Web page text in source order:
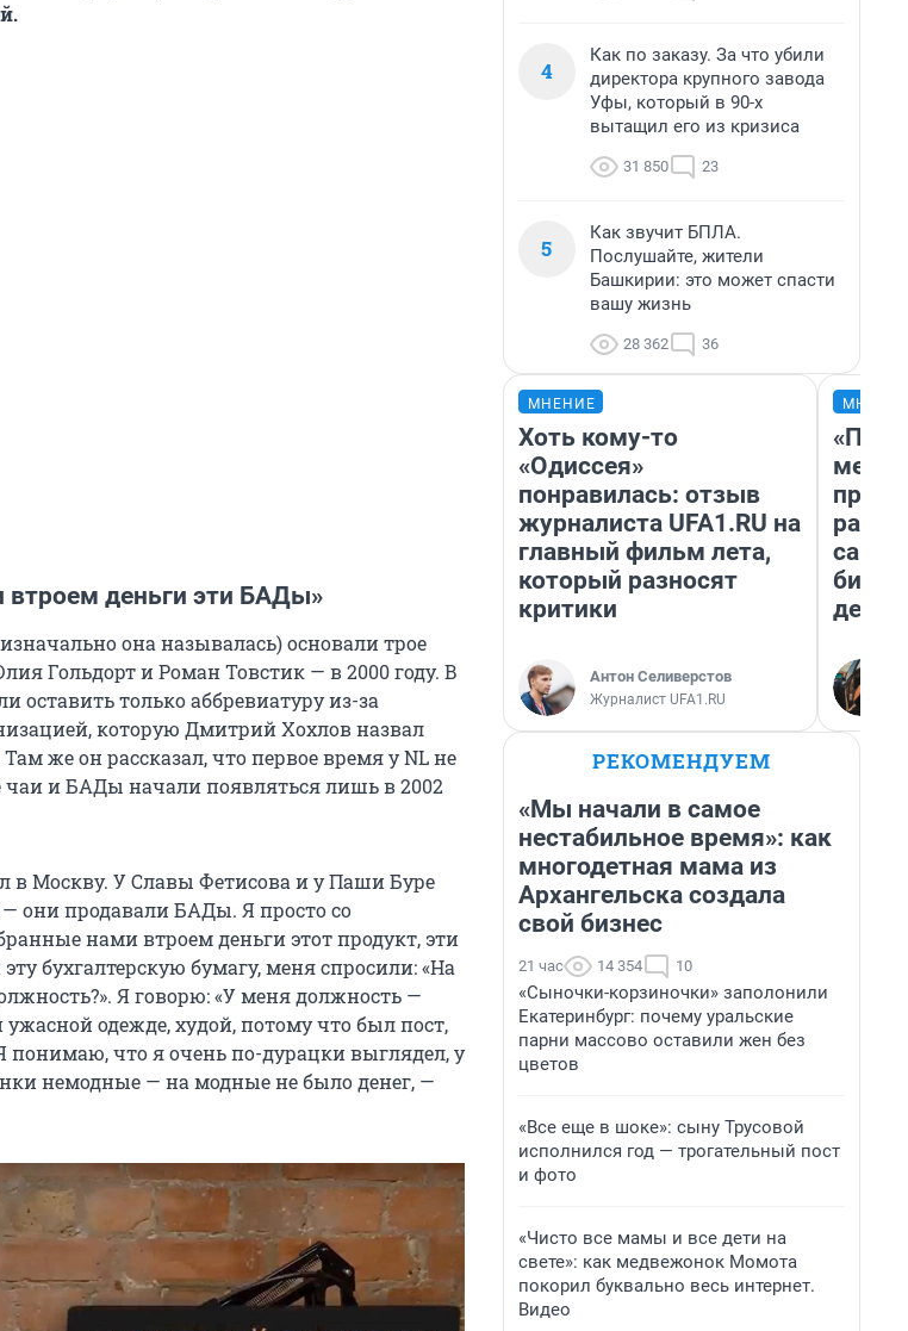
втроем деньги эти БАДы»
она называлась) основали трое
Гольдорт и Роман Товстик — в 2000 году. В
оставить только аббревиатуру из-за
которую Дмитрий Хохлов назвал
же он рассказал, что первое время у NL не
чаи и БАДы начали появляться лишь в 2002
в Москву. У Славы Фетисова и у Паши Буре
они продавали БАДы. Я просто со
нами втроем деньги этот продукт, эти
бухгалтерскую бумагу, меня спросили: «На
Я говорю: «У меня должность —
ужасной одежде, худой, потому что был пост,
понимаю, что я очень по-дурацки выглядел, у
немодные — на модные не было денег, —
4
Как по заказу. За что убили
директора крупного завода
Уфы, который в 90-х
вытащил его из кризиса
31 850 23
5
Как звучит БПЛА.
Послушайте, жители
Башкирии: это может спасти
вашу жизнь
28 362 36
МНЕНИЕ
Хоть кому-то
«Одиссея»
понравилась: отзыв
журналиста UFA1.RU на
главный фильм лета,
который разносят
критики
Антон Селиверстов
Журналист UFA1.RU
РЕКОМЕНДУЕМ
«Мы начали в самое
нестабильное время»: как
многодетная мама из
Архангельска создала
свой бизнес
21 час 14 354 10
«Сыночки-корзиночки» заполонили
Екатеринбург: почему уральские
парни массово оставили жен без
цветов
«Все еще в шоке»: сыну Трусовой
исполнился год — трогательный пост
и фото
«Чисто все мамы и все дети на
свете»: как медвежонок Момота
покорил буквально весь интернет.
Видео